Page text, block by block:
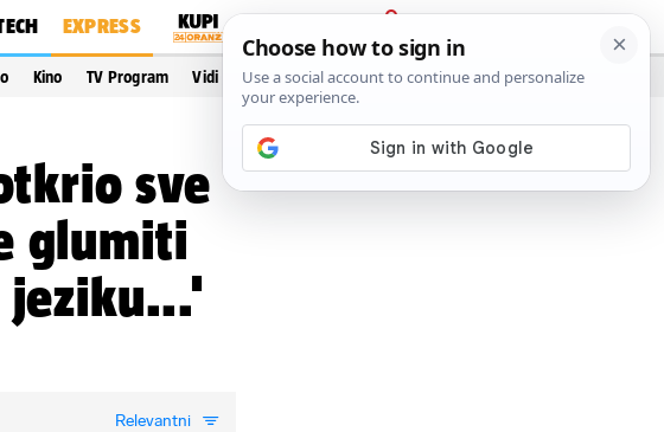
EXPRESS
PRIJAVA
Kino TV Program Vidi još…
sve
glumiti
jeziku...'
Relevantni